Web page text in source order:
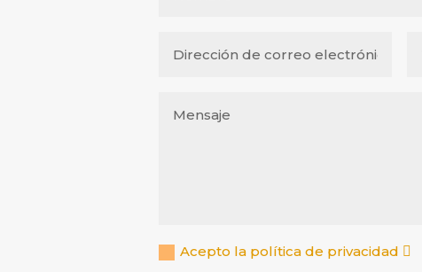
Acepto la política de privacidad